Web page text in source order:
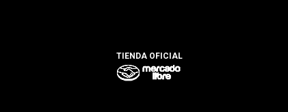
TIENDA OFICIAL